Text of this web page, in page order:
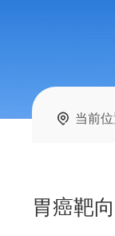
当前
胃癌靶